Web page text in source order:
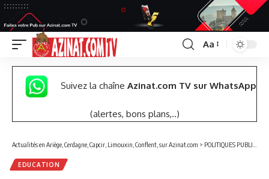
Font
Resizer
Aa
Suivez la chaîne Azinat.com TV sur WhatsApp
(alertes, bons plans,..)
Actualités en Ariège, Cerdagne, Capcir, Limouxin, Conflent, sur Azinat.com > POLITIQUES PUBLIQUES
EDUCATION